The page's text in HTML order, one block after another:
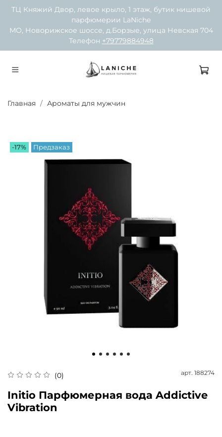
ТЦ Княжий Двор, левое крыло, 1 этаж, бутик нишевой
парфюмерии LaNiche
МО, Новорижское шоссе, д.Борзые, улица Невская 704
Телефон +79779884948
Главная Ароматы для мужчин
-17% Предзаказ
(0) арт. 188274
Initio Парфюмерная вода Addictive
Vibration